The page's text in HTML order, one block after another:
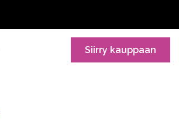
Siirry kauppaan